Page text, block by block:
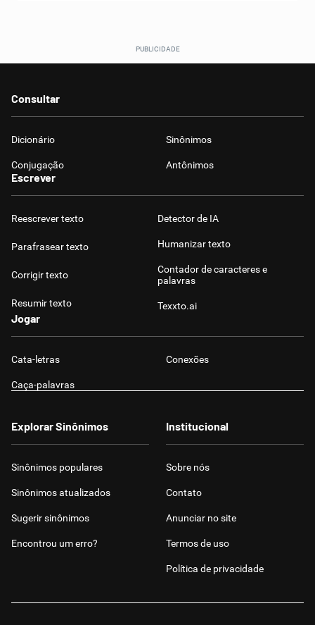
Consultar
Dicionário Sinônimos
Conjugação Antônimos
Escrever
Reescrever texto
Parafrasear texto
Corrigir texto
Resumir texto
Detector de IA
Humanizar texto
Contador de caracteres e
palavras
Texxto.ai
Jogar
Cata-letras Conexões
Caça-palavras
Explorar Sinônimos
Sinônimos populares
Sinônimos atualizados
Sugerir sinônimos
Encontrou um erro?
Institucional
Sobre nós
Contato
Anunciar no site
Termos de uso
Política de privacidade